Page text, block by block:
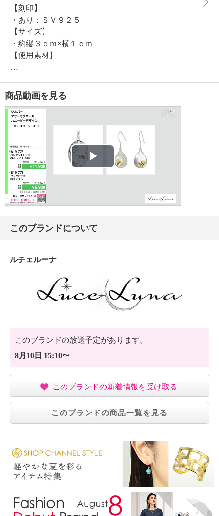
【刻印】
・あり：ＳＶ９２５
【サイズ】
・約縦３ｃｍ×横１ｃｍ
【使用素材】
・シルバー９２５
・シリコーン、エポキシ樹脂
【メッキ素材】
・材質：ゴールドコート（１８Ｋ）、ロジウムコート
【その他】
・個体差あり
商品動画を見る
Play
このブランドについて
ルチェルーナ
このブランドの放送予定があります。
8月10日 15:10〜
このブランドの新着情報を受け取る
このブランドの商品一覧を見る